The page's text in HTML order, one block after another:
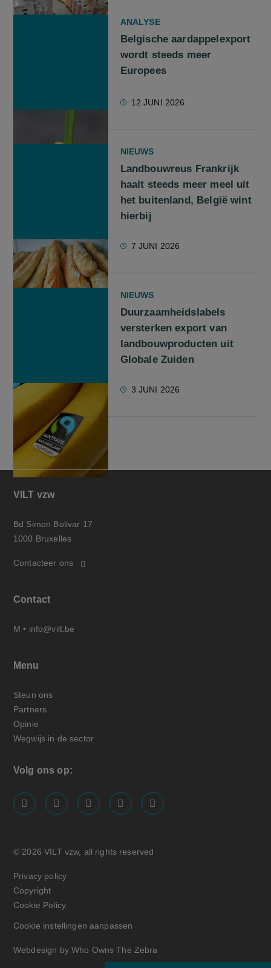
ANALYSE
Belgische aardappelexport
wordt steeds meer
Europees
12 JUNI 2026
NIEUWS
Landbouwreus Frankrijk
haalt steeds meer meel uit
het buitenland, België wint
hierbij
7 JUNI 2026
NIEUWS
Duurzaamheidslabels
versterken export van
landbouwproducten uit
Globale Zuiden
3 JUNI 2026
VILT vzw
Bd Simon Bolivar 17
1000 Bruxelles
Contacteer ons
Contact
M • info@vilt.be
Menu
Steun ons
Partners
Opinie
Wegwijs in de sector
Volg ons op:
screenreader.visit us on our facebook page: https://
screenreader.visit us on our linkedin page:
screenreader.visit us on our
screenreader.visit us on our x
screenreader.visit us on
© 2026 VILT vzw, all rights reserved
Privacy policy
Copyright
Cookie Policy
Cookie instellingen aanpassen
Webdesign by Who Owns The Zebra